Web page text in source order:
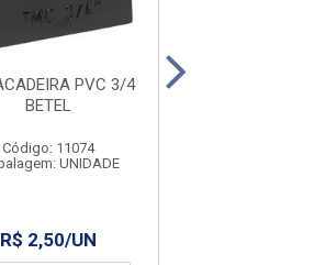
PVC 3/4
BETEL
Código: 11074
UNIDADE
R$ 2,50/UN